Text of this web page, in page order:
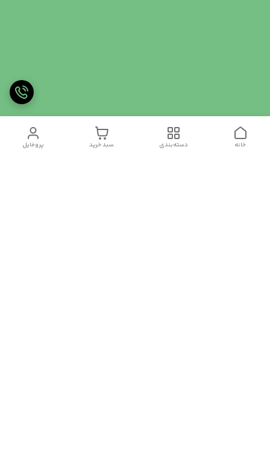
پروفایل سبد خرید دسته‌بندی خانه